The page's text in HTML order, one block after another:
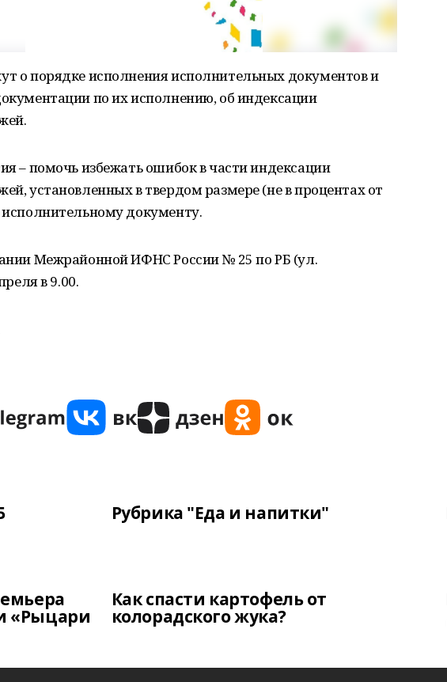
о порядке исполнения исполнительных документов и
по их исполнению, об индексации
– помочь избежать ошибок в части индексации
установленных в твердом размере (не в процентах от
документу.
Межрайонной ИФНС России № 25 по РБ (ул.
в 9.00.
Рубрика "Еда и напитки"
«Рыцари
Как спасти картофель от
колорадского жука?